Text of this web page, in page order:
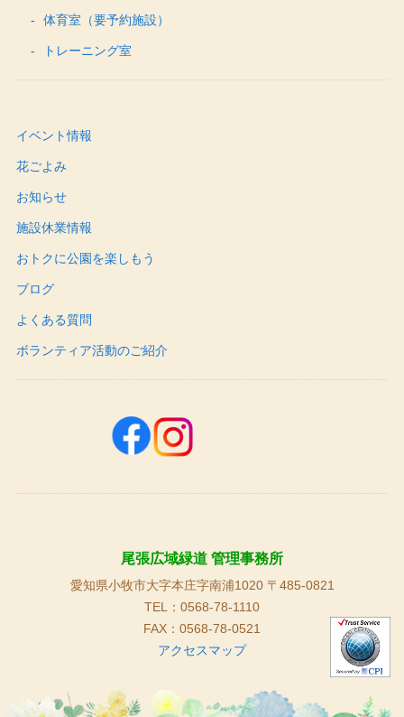
体育室（要予約施設）
トレーニング室
イベント情報
花ごよみ
お知らせ
施設休業情報
おトクに公園を楽しもう
ブログ
よくある質問
ボランティア活動のご紹介
尾張広域緑道 管理事務所
愛知県小牧市大字本庄字南浦1020 〒485-0821
TEL：0568-78-1110
FAX：0568-78-0521
アクセスマップ